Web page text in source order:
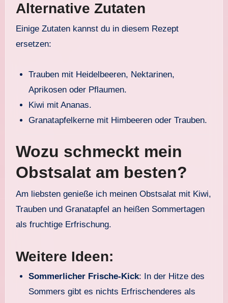
Alternative Zutaten
Einige Zutaten kannst du in diesem Rezept
ersetzen:
Trauben mit Heidelbeeren, Nektarinen,
Aprikosen oder Pflaumen.
Kiwi mit Ananas.
Granatapfelkerne mit Himbeeren oder Trauben.
Wozu schmeckt mein
Obstsalat am besten?
Am liebsten genieße ich meinen Obstsalat mit Kiwi,
Trauben und Granatapfel an heißen Sommertagen
als fruchtige Erfrischung.
Weitere Ideen:
Sommerlicher Frische-Kick: In der Hitze des
Sommers gibt es nichts Erfrischenderes als